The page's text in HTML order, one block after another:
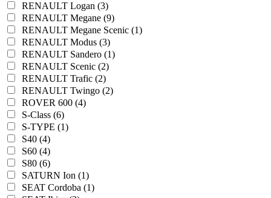
RENAULT Logan (3)
RENAULT Megane (9)
RENAULT Megane Scenic (1)
RENAULT Modus (3)
RENAULT Sandero (1)
RENAULT Scenic (2)
RENAULT Trafic (2)
RENAULT Twingo (2)
ROVER 600 (4)
S-Class (6)
S-TYPE (1)
S40 (4)
S60 (4)
S80 (6)
SATURN Ion (1)
SEAT Cordoba (1)